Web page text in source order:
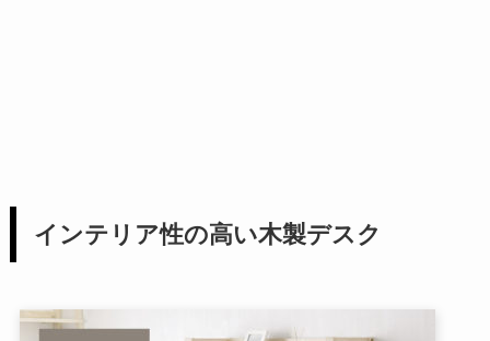
インテリア性の高い木製デスク